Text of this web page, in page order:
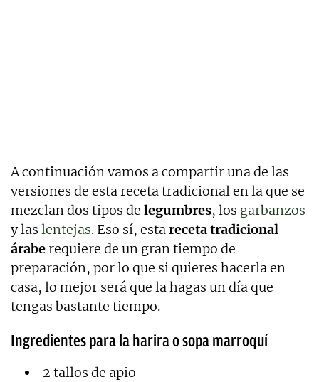
A continuación vamos a compartir una de las
versiones de esta receta tradicional en la que se
mezclan dos tipos de legumbres, los garbanzos
y las lentejas. Eso sí, estareceta tradicional
áraberequiere de un gran tiempo de
preparación, por lo que si quieres hacerla en
casa, lo mejor será que la hagas un día que
tengas bastante tiempo.
Ingredientes para la harira o sopa marroquí
2 tallos de apio